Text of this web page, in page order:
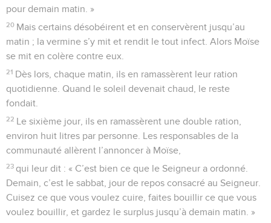
pour demain matin. »
20 Mais certains désobéirent et en conservèrent jusqu’au
matin ; la vermine s’y mit et rendit le tout infect. Alors Moïse
se mit en colère contre eux.
21 Dès lors, chaque matin, ils en ramassèrent leur ration
quotidienne. Quand le soleil devenait chaud, le reste
fondait.
22 Le sixième jour, ils en ramassèrent une double ration,
environ huit litres par personne. Les responsables de la
communauté allèrent l’annoncer à Moïse,
23 qui leur dit : « C’est bien ce que le Seigneur a ordonné.
Demain, c’est le sabbat, jour de repos consacré au Seigneur.
Cuisez ce que vous voulez cuire, faites bouillir ce que vous
voulez bouillir, et gardez le surplus jusqu’à demain matin. »